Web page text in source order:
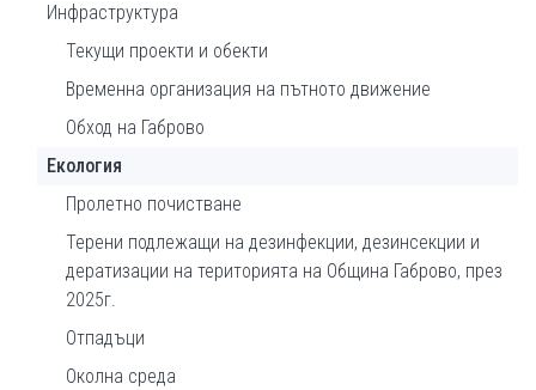
Инфраструктура
Текущи проекти и обекти
Временна организация на пътното движение
Обход на Габрово
Екология
Пролетно почистване
Терени подлежащи на дезинфекции, дезинсекции и
дератизации на територията на Община Габрово, през
2025г.
Отпадъци
Околна среда